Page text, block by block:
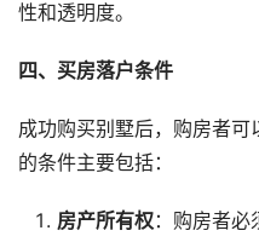
性和透明度。
四、买房落户条件
成功购买别墅后，购房者
的条件主要包括：
房产所有权：购房者必